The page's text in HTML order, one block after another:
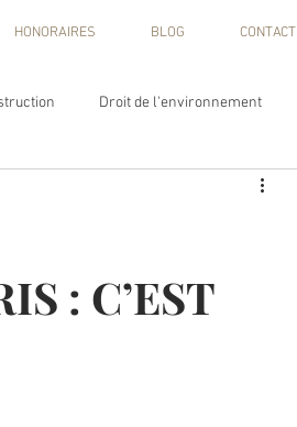
HONORAIRES BLOG CONTACT
Droit de l'environnement
Droit public de l'éducation
: C’EST